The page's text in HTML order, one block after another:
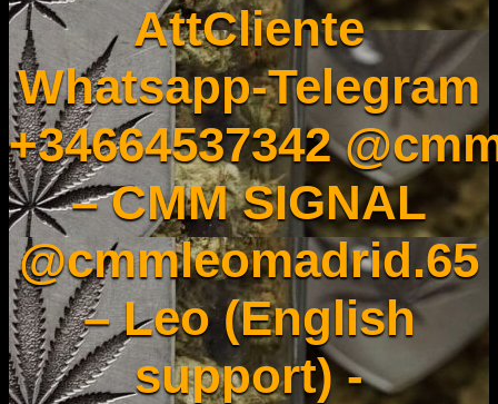
AttCliente
Whatsapp-Telegram
+34664537342
– CMM SIGNAL
@cmmleomadrid.65
– Leo (English
support) -